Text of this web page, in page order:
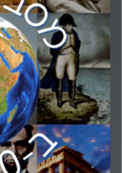
קרדיט תמונות:יוסי מצרי